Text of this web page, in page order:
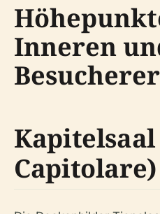
Inneren
Kapitelsaal
Capitolare)